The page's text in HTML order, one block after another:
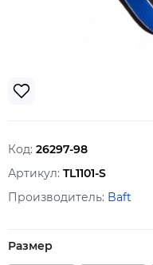
Код: 26297-98
Артикул: TL1101-S
Производитель: Baft
Размер